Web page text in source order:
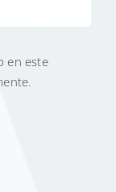
en este